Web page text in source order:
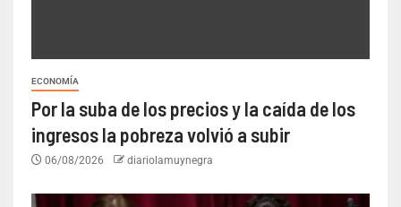
ECONOMÍA
Por la suba de los precios y la caída de los
ingresos la pobreza volvió a subir
06/08/2026 diariolamuynegra